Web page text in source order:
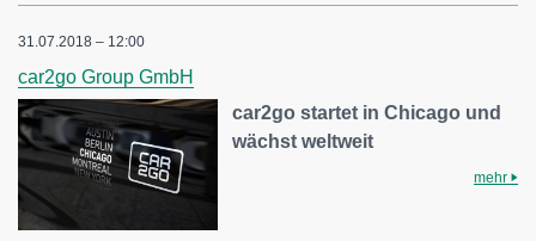
31.07.2018 – 12:00
car2go Group GmbH
car2go startet in Chicago und
wächst weltweit
mehr